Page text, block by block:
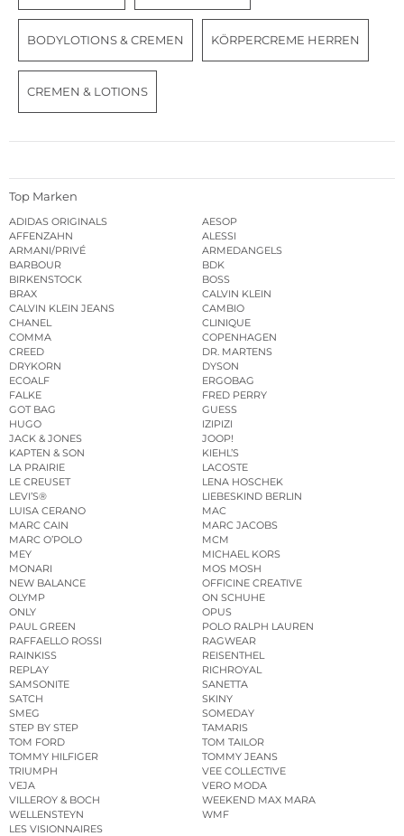
BODYLOTIONS & CREMEN KÖRPERCREME HERREN
CREMEN & LOTIONS
Top Marken
ADIDAS ORIGINALS
AESOP
AFFENZAHN
ALESSI
ARMANI/PRIVÉ
ARMEDANGELS
BARBOUR
BDK
BIRKENSTOCK
BOSS
BRAX
CALVIN KLEIN
CALVIN KLEIN JEANS
CAMBIO
CHANEL
CLINIQUE
COMMA
COPENHAGEN
CREED
DR. MARTENS
DRYKORN
DYSON
ECOALF
ERGOBAG
FALKE
FRED PERRY
GOT BAG
GUESS
HUGO
IZIPIZI
JACK & JONES
JOOP!
KAPTEN & SON
KIEHL’S
LA PRAIRIE
LACOSTE
LE CREUSET
LENA HOSCHEK
LEVI’S®
LIEBESKIND BERLIN
LUISA CERANO
MAC
MARC CAIN
MARC JACOBS
MARC O’POLO
MCM
MEY
MICHAEL KORS
MONARI
MOS MOSH
NEW BALANCE
OFFICINE CREATIVE
OLYMP
ON SCHUHE
ONLY
OPUS
PAUL GREEN
POLO RALPH LAUREN
RAFFAELLO ROSSI
RAGWEAR
RAINKISS
REISENTHEL
REPLAY
RICHROYAL
SAMSONITE
SANETTA
SATCH
SKINY
SMEG
SOMEDAY
STEP BY STEP
TAMARIS
TOM FORD
TOM TAILOR
TOMMY HILFIGER
TOMMY JEANS
TRIUMPH
VEE COLLECTIVE
VEJA
VERO MODA
VILLEROY & BOCH
WEEKEND MAX MARA
WELLENSTEYN
WMF
LES VISIONNAIRES